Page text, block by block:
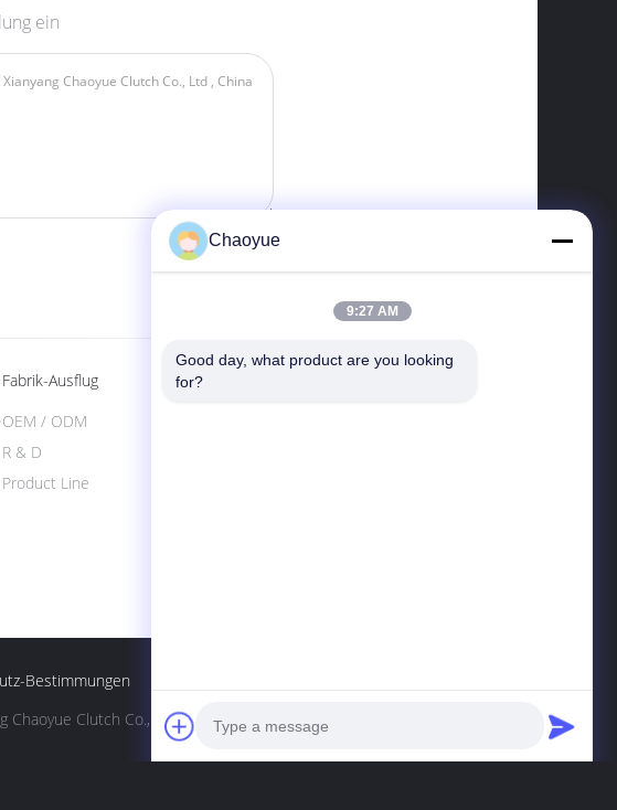
ein
Fabrik-Ausflug
Product Line
OEM / ODM
R & D
Bestimmungen
Clutch Co., Ltd. All Rights Reserved.
Chaoyue
9:27 AM
Good day, what product are you looking
for?